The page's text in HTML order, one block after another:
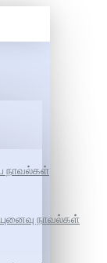
நாவல்கள்
நாவல்கள்